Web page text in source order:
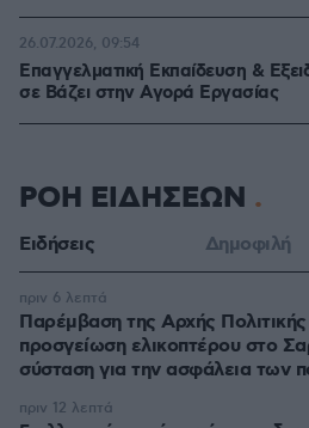
Επαγγελματική Εκπαίδευση &
σε Bάζει στην Aγορά Eργασίας
26.07.2026, 09:54
ΡΟΗ ΕΙΔΗΣΕΩΝ
Ειδήσεις Δημοφιλή
Παρέμβαση της Αρχής
προσγείωση ελικοπτέρου στο
σύσταση για την ασφάλεια των
πριν 6 λεπτά
πριν 12 λεπτά